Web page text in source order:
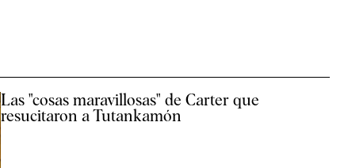
Las "cosas maravillosas" de Carter que
resucitaron a Tutankamón